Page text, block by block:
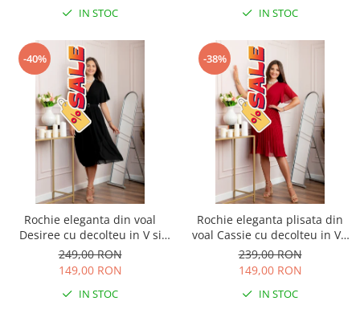
IN STOC IN STOC
-40%
Rochie eleganta din voal
Desiree cu decolteu in V si
curea - Negru
249,00 RON
149,00 RON
IN STOC
-38%
Rochie eleganta plisata din
voal Cassie cu decolteu in V -
Grena
239,00 RON
149,00 RON
IN STOC